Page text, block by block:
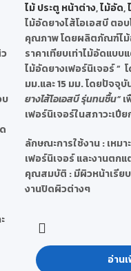
ไม้ ประตู หน้าต่าง,ไม้อัด,
ไม้อัดยางไส้โอเอสบี ตอ
คุณภาพ โดยผลิตภัณฑ์ไม้
ราคาเทียบเท่าไม้อัดแบ
ไม้อัดยางเฟอร์นิเจอร์ ”
มม.และ 15 มม. โดยปัจจุ
ยางไส้โอเอสบี รุ่นทนชื้น”เ
เฟอร์นิเจอร์ในสภาวะเปี
ลักษณะการใช้งาน :เหมา
เฟอร์นิเจอร์ และงานตก
คุณสมบัติ :มีผิวหน้าเรีย
งานปิดผิวต่างๆ
อ่าน